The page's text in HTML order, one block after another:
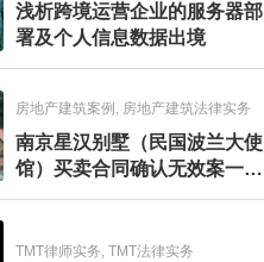
浅析跨境运营企业的服务器部
署及个人信息数据出境
房地产建筑案例, 房地产建筑法律实务
南京星汉别墅（民国波兰大使
馆）买卖合同确认无效案一审
判决书
TMT律师实务, TMT法律实务